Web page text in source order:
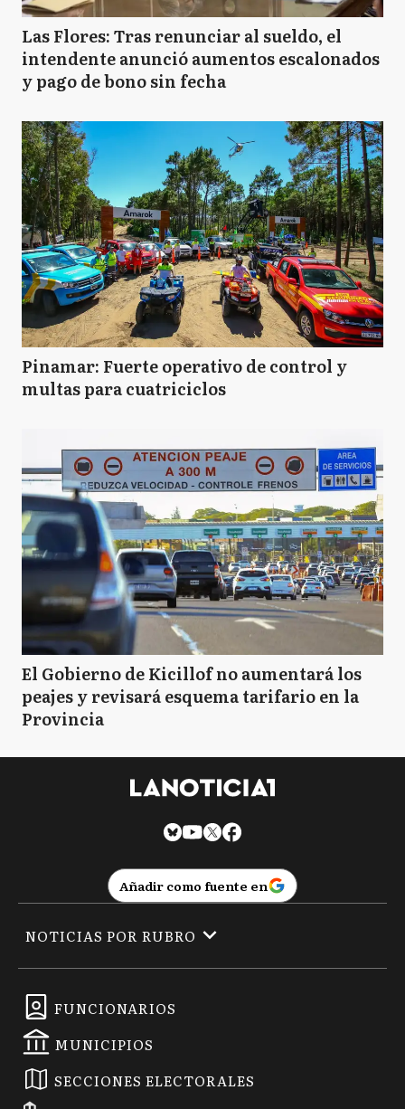
Las Flores: Tras renunciar al sueldo, el
intendente anunció aumentos escalonados
y pago de bono sin fecha
Pinamar: Fuerte operativo de control y
multas para cuatriciclos
El Gobierno de Kicillof no aumentará los
peajes y revisará esquema tarifario en la
Provincia
Añadir como fuente en
FUNCIONARIOS
MUNICIPIOS
SECCIONES ELECTORALES
NOTICIAS POR RUBRO